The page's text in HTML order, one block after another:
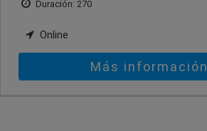
Duración: 270
Online
Más información